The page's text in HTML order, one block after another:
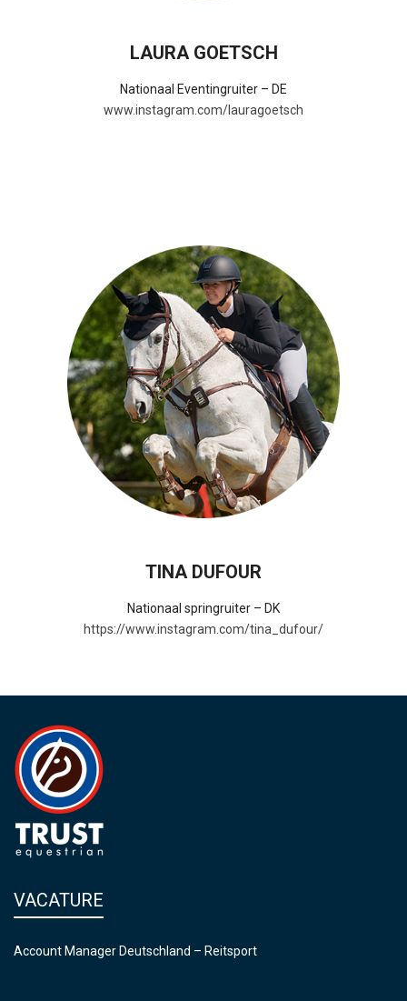
LAURA GOETSCH
Nationaal Eventingruiter – DE
www.instagram.com/lauragoetsch
TINA DUFOUR
Nationaal springruiter – DK
https://www.instagram.com/tina_dufour/
VACATURE
Account Manager Deutschland – Reitsport